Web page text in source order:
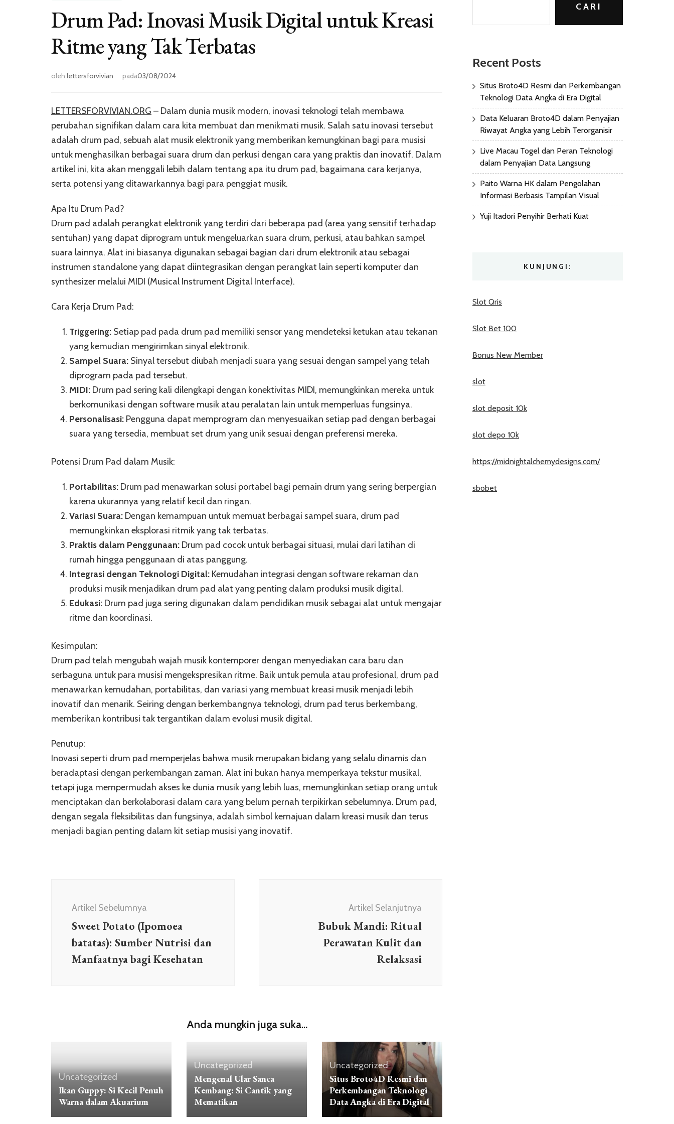
Drum Pad: Inovasi Musik Digital untuk Kreasi
Ritme yang Tak Terbatas
oleh lettersforvivian pada03/08/2024
LETTERSFORVIVIAN.ORG – Dalam dunia musik modern, inovasi teknologi telah membawa
perubahan signifikan dalam cara kita membuat dan menikmati musik. Salah satu inovasi tersebut
adalah drum pad, sebuah alat musik elektronik yang memberikan kemungkinan bagi para musisi
untuk menghasilkan berbagai suara drum dan perkusi dengan cara yang praktis dan inovatif. Dalam
artikel ini, kita akan menggali lebih dalam tentang apa itu drum pad, bagaimana cara kerjanya,
serta potensi yang ditawarkannya bagi para penggiat musik.
Apa Itu Drum Pad?
Drum pad adalah perangkat elektronik yang terdiri dari beberapa pad (area yang sensitif terhadap
sentuhan) yang dapat diprogram untuk mengeluarkan suara drum, perkusi, atau bahkan sampel
suara lainnya. Alat ini biasanya digunakan sebagai bagian dari drum elektronik atau sebagai
instrumen standalone yang dapat diintegrasikan dengan perangkat lain seperti komputer dan
synthesizer melalui MIDI (Musical Instrument Digital Interface).
Cara Kerja Drum Pad:
Triggering: Setiap pad pada drum pad memiliki sensor yang mendeteksi ketukan atau tekanan
yang kemudian mengirimkan sinyal elektronik.
Sampel Suara: Sinyal tersebut diubah menjadi suara yang sesuai dengan sampel yang telah
diprogram pada pad tersebut.
MIDI: Drum pad sering kali dilengkapi dengan konektivitas MIDI, memungkinkan mereka untuk
berkomunikasi dengan software musik atau peralatan lain untuk memperluas fungsinya.
Personalisasi: Pengguna dapat memprogram dan menyesuaikan setiap pad dengan berbagai
suara yang tersedia, membuat set drum yang unik sesuai dengan preferensi mereka.
Potensi Drum Pad dalam Musik:
Portabilitas: Drum pad menawarkan solusi portabel bagi pemain drum yang sering berpergian
karena ukurannya yang relatif kecil dan ringan.
Variasi Suara: Dengan kemampuan untuk memuat berbagai sampel suara, drum pad
memungkinkan eksplorasi ritmik yang tak terbatas.
Praktis dalam Penggunaan: Drum pad cocok untuk berbagai situasi, mulai dari latihan di
rumah hingga penggunaan di atas panggung.
Integrasi dengan Teknologi Digital: Kemudahan integrasi dengan software rekaman dan
produksi musik menjadikan drum pad alat yang penting dalam produksi musik digital.
Edukasi: Drum pad juga sering digunakan dalam pendidikan musik sebagai alat untuk mengajar
ritme dan koordinasi.
Kesimpulan:
Drum pad telah mengubah wajah musik kontemporer dengan menyediakan cara baru dan
serbaguna untuk para musisi mengekspresikan ritme. Baik untuk pemula atau profesional, drum pad
menawarkan kemudahan, portabilitas, dan variasi yang membuat kreasi musik menjadi lebih
inovatif dan menarik. Seiring dengan berkembangnya teknologi, drum pad terus berkembang,
memberikan kontribusi tak tergantikan dalam evolusi musik digital.
Penutup:
Inovasi seperti drum pad memperjelas bahwa musik merupakan bidang yang selalu dinamis dan
beradaptasi dengan perkembangan zaman. Alat ini bukan hanya memperkaya tekstur musikal,
tetapi juga mempermudah akses ke dunia musik yang lebih luas, memungkinkan setiap orang untuk
menciptakan dan berkolaborasi dalam cara yang belum pernah terpikirkan sebelumnya. Drum pad,
dengan segala fleksibilitas dan fungsinya, adalah simbol kemajuan dalam kreasi musik dan terus
menjadi bagian penting dalam kit setiap musisi yang inovatif.
Artikel
Artikel Sebelumnya
Sweet Potato (Ipomoea
batatas): Sumber Nutrisi dan
Manfaatnya bagi Kesehatan
Artikel Selanjutnya
Bubuk Mandi: Ritual
Perawatan Kulit dan
Relaksasi
Anda mungkin juga suka...
Uncategorized
Ikan Guppy: Si Kecil Penuh
Warna dalam Akuarium
Uncategorized
Mengenal Ular Sanca
Kembang: Si Cantik yang
Mematikan
Uncategorized
Situs Broto4D Resmi dan
Perkembangan Teknologi
Data Angka di Era Digital
CARI
Recent Posts
Situs Broto4D Resmi dan Perkembangan
Teknologi Data Angka di Era Digital
Data Keluaran Broto4D dalam Penyajian
Riwayat Angka yang Lebih Terorganisir
Live Macau Togel dan Peran Teknologi
dalam Penyajian Data Langsung
Paito Warna HK dalam Pengolahan
Informasi Berbasis Tampilan Visual
Yuji Itadori Penyihir Berhati Kuat
KUNJUNGI:
Slot Qris
Slot Bet 100
Bonus New Member
slot
slot deposit 10k
slot depo 10k
https://midnightalchemydesigns.com/
sbobet